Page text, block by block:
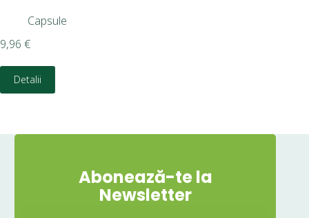
Capsule
9,96 €
Detalii
Abonează-te la
Newsletter